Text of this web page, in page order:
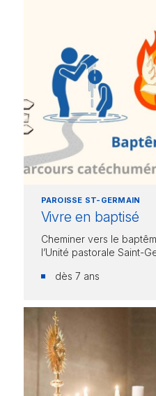
PAROISSE ST-GERMAIN
Vivre en baptisé
Cheminer vers le
l’Unité pastorale Saint-
dès 7 ans